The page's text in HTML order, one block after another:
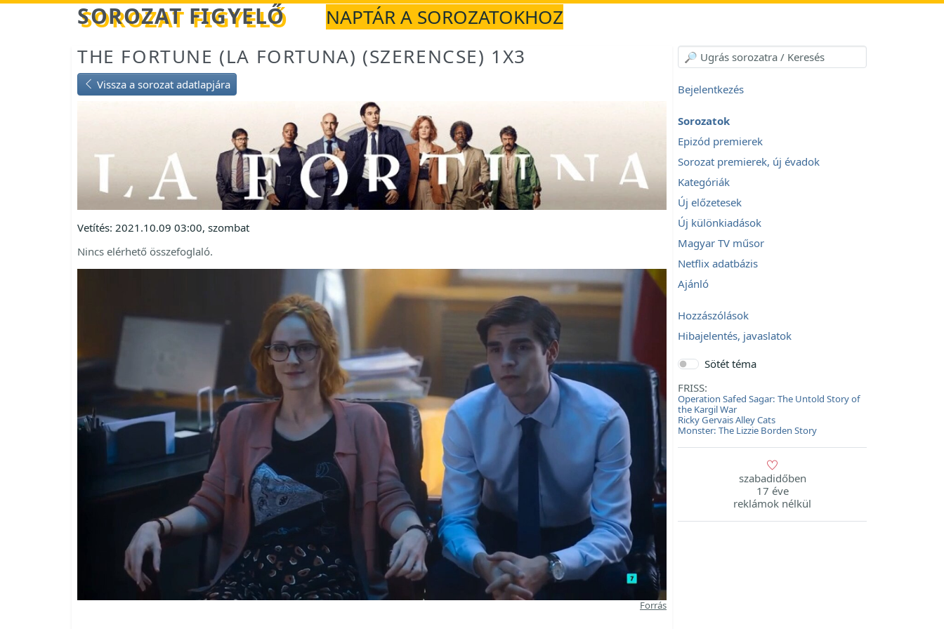
Betöltés... SOROZAT FIGYELŐ
NAPTÁR A SOROZATOKHOZ
THE FORTUNE (LA FORTUNA) (SZERENCSE) 1X3
Vissza a sorozat adatlapjára
Vetítés: 2021.10.09 03:00, szombat
Nincs elérhető összefoglaló.
Forrás
Bejelentkezés
Sorozatok
Epizód premierek
Sorozat premierek, új évadok
Kategóriák
Új előzetesek
Új különkiadások
Magyar TV műsor
Netflix adatbázis
Ajánló
Hozzászólások
Hibajelentés, javaslatok
Sötét téma
FRISS:
Operation Safed Sagar: The Untold Story of
the Kargil War
Ricky Gervais Alley Cats
Monster: The Lizzie Borden Story
szabadidőben
17 éve
reklámok nélkül